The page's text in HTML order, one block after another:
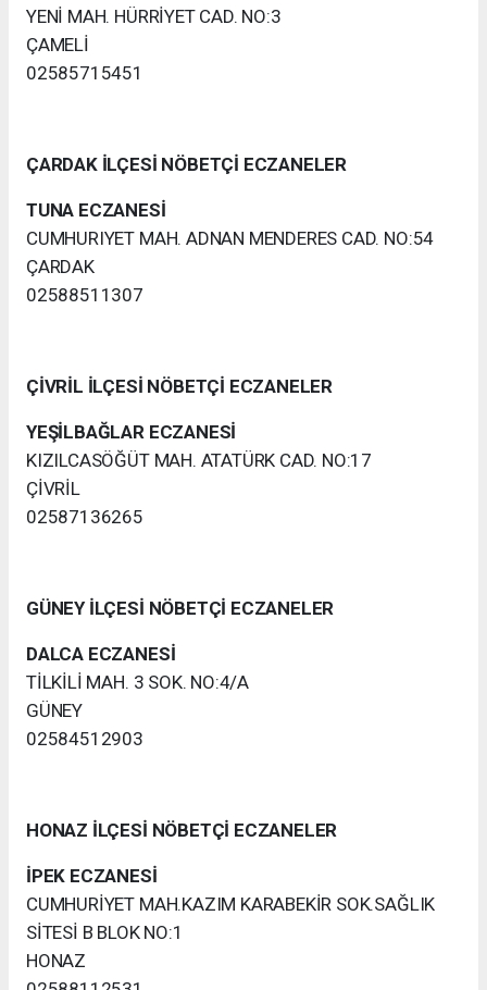
YENİ MAH. HÜRRİYET CAD. NO:3
ÇAMELİ
02585715451
ÇARDAK İLÇESİ NÖBETÇİ ECZANELER
TUNA ECZANESİ
CUMHURIYET MAH. ADNAN MENDERES CAD. NO:54
ÇARDAK
02588511307
ÇİVRİL İLÇESİ NÖBETÇİ ECZANELER
YEŞİLBAĞLAR ECZANESİ
KIZILCASÖĞÜT MAH. ATATÜRK CAD. NO:17
ÇİVRİL
02587136265
GÜNEY İLÇESİ NÖBETÇİ ECZANELER
DALCA ECZANESİ
TİLKİLİ MAH. 3 SOK. NO:4/A
GÜNEY
02584512903
HONAZ İLÇESİ NÖBETÇİ ECZANELER
İPEK ECZANESİ
CUMHURİYET MAH.KAZIM KARABEKİR SOK.SAĞLIK
SİTESİ B BLOK NO:1
HONAZ